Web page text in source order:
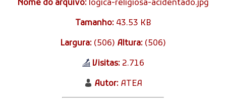
Nome do arquivo: logica-religiosa-acidentado.jpg
Tamanho:43.53 KB
Largura: (506) Altura: (506)
Visitas:2.716
Autor:ATEA